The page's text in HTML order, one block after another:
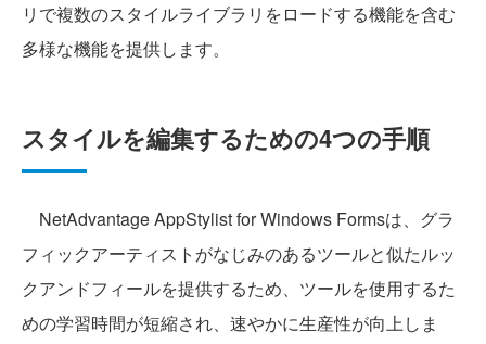
リで複数のスタイルライブラリをロードする機能を含む
多様な機能を提供します。
スタイルを編集するための4つの手順
NetAdvantage AppStylist for Windows Formsは、グラ
フィックアーティストがなじみのあるツールと似たルッ
クアンドフィールを提供するため、ツールを使用するた
めの学習時間が短縮され、速やかに生産性が向上しま